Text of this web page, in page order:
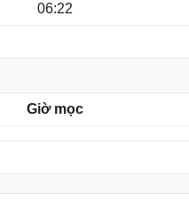
06:22
Giờ mọc